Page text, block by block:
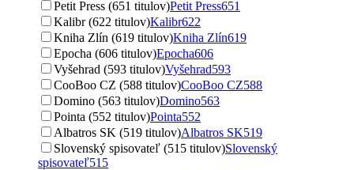
Petit Press (651 titulov)Petit Press651
Kalibr (622 titulov)Kalibr622
Kniha Zlín (619 titulov)Kniha Zlín619
Epocha (606 titulov)Epocha606
Vyšehrad (593 titulov)Vyšehrad593
CooBoo CZ (588 titulov)CooBoo CZ588
Domino (563 titulov)Domino563
Pointa (552 titulov)Pointa552
Albatros SK (519 titulov)Albatros SK519
Slovenský spisovateľ (515 titulov)Slovenský
spisovateľ515